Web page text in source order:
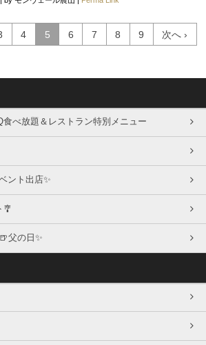
4 5 6 7 8 9 次へ ›
食べ放題＆レストラン特別メニュー
ント出店✨
🎐
父の日✨